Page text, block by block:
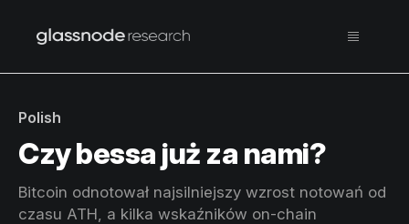
Polish
Czy bessa już za nami?
Bitcoin odnotował najsilniejszy wzrost notowań od
czasu ATH, a kilka wskaźników on-chain